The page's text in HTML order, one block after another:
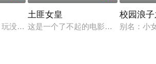
没有铁。总是一个母亲的坑。然而, 住在
土匪女皇
这是一个了不起的电影。 ;强盗女王
校园浪
别名：小